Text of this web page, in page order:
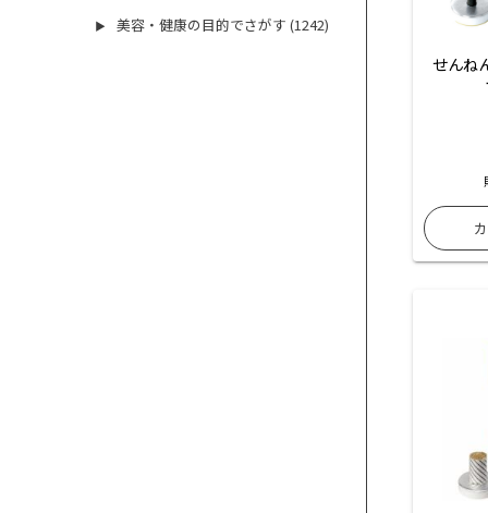
▶ 美容・健康の目的でさがす (1242)
せんね